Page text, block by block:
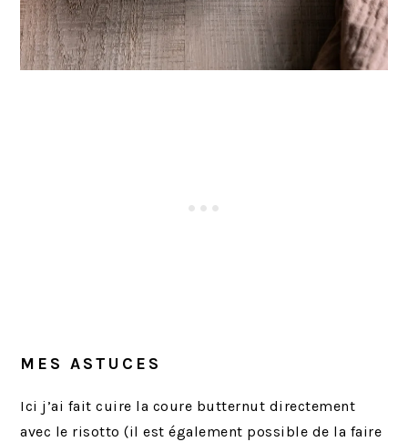
MES ASTUCES
Ici j’ai fait cuire la coure butternut directement
avec le risotto (il est également possible de la faire